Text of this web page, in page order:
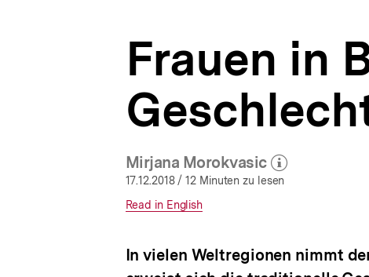
Frauen in
Mirjana Morokvasic
(Mehr zum Autor)
öffnen
17.12.2018/ 12 Minuten zu lesen
Interner
Read in English
In vielen Weltregionen nimmt